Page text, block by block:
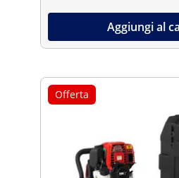
Aggiungi al
Offerta